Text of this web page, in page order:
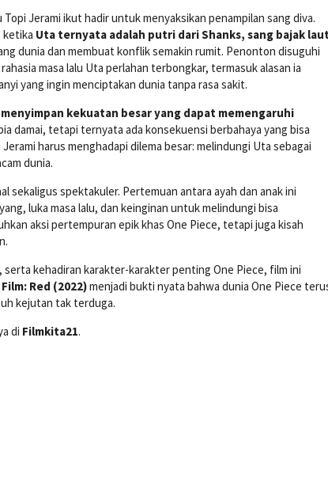
Jerami ikut hadir untuk menyaksikan penampilan sang diva.
ketika Uta ternyata adalah putri dari Shanks, sang bajak
dunia dan membuat konflik semakin rumit. Penonton disuguhi
masa lalu Uta perlahan terbongkar, termasuk alasan ia
yang ingin menciptakan dunia tanpa rasa sakit.
kekuatan besar yang dapat memengaruhi
damai, tetapi ternyata ada konsekuensi berbahaya yang bisa
harus menghadapi dilema besar: melindungi Uta sebagai
dunia.
sekaligus spektakuler. Pertemuan antara ayah dan anak ini
luka masa lalu, dan keinginan untuk melindungi bisa
aksi pertempuran epik khas One Piece, tetapi juga kisah
serta kehadiran karakter-karakter penting One Piece, film ini
Red (2022)menjadi bukti nyata bahwa dunia One Piece
kejutan tak terduga.
di Filmkita21.